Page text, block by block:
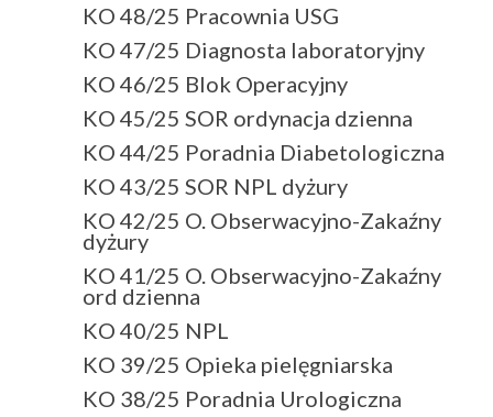
KO 48/25 Pracownia USG
KO 47/25 Diagnosta laboratoryjny
KO 46/25 Blok Operacyjny
KO 45/25 SOR ordynacja dzienna
KO 44/25 Poradnia Diabetologiczna
KO 43/25 SOR NPL dyżury
KO 42/25 O. Obserwacyjno-Zakaźny
dyżury
KO 41/25 O. Obserwacyjno-Zakaźny
ord dzienna
KO 40/25 NPL
KO 39/25 Opieka pielęgniarska
KO 38/25 Poradnia Urologiczna